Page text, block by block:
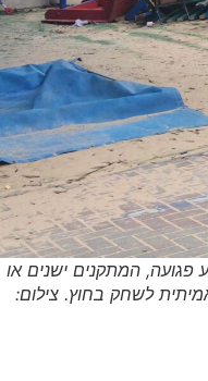
פגועה, המתקנים ישנים או
לשחק בחוץ. צילום: